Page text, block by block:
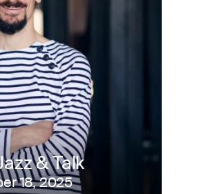
& Talk
18, 2025